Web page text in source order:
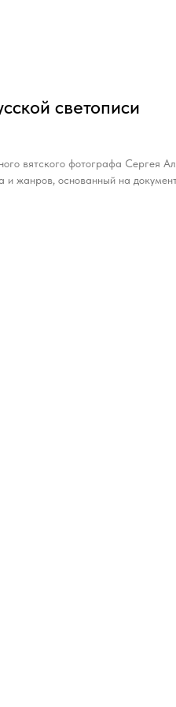
светописи
вятского фотографа Сергея
и жанров, основанный на